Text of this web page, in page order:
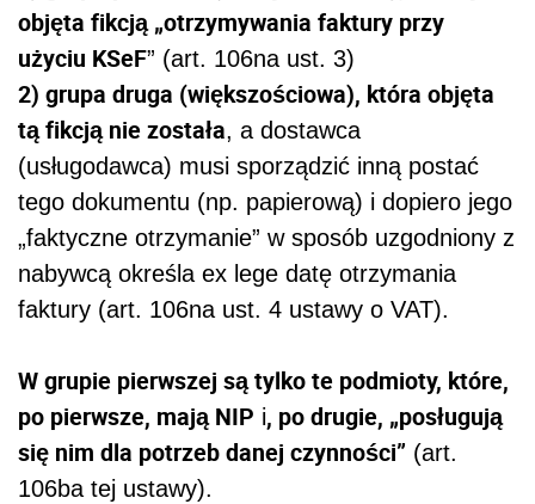
objęta fikcją „otrzymywania faktury przy
użyciu KSeF” (art. 106na ust. 3)
2) grupa druga (większościowa), która objęta
tą fikcją nie została, a dostawca
(usługodawca) musi sporządzić inną postać
tego dokumentu (np. papierową) i dopiero jego
„faktyczne otrzymanie” w sposób uzgodniony z
nabywcą określa ex lege datę otrzymania
faktury (art. 106na ust. 4 ustawy o VAT).
W grupie pierwszej są tylko te podmioty, które,
po pierwsze, mają NIP i, po drugie, „posługują
się nim dla potrzeb danej czynności” (art.
106ba tej ustawy).